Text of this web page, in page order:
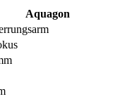
Aquagon